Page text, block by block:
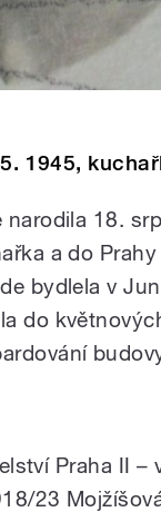
1945,
narodila 18.
a do
bydlela v
do
Praha II
23